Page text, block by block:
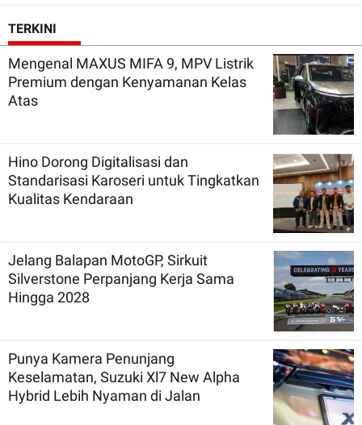
TERKINI
Mengenal MAXUS MIFA 9, MPV Listrik
Premium dengan Kenyamanan Kelas
Atas
Hino Dorong Digitalisasi dan
Standarisasi Karoseri untuk Tingkatkan
Kualitas Kendaraan
Jelang Balapan MotoGP, Sirkuit
Silverstone Perpanjang Kerja Sama
Hingga 2028
Punya Kamera Penunjang
Keselamatan, Suzuki Xl7 New Alpha
Hybrid Lebih Nyaman di Jalan